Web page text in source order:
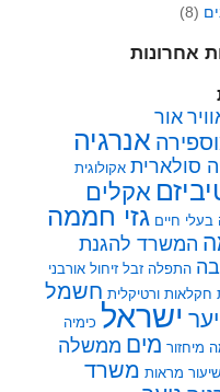
(8)
אחרונות
אור
אנרגיה
סולארית אקולוגית
אקלים
בעלי חיים גזי חממה
המשרד להגנת
התפלה זבל זיחול אורבני
חקלאות ורטיקלית חשמל
יער ישראל כימיה
מיחזור מים ממשלה
מראות משרד